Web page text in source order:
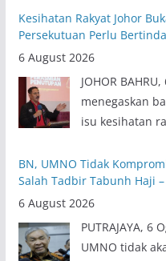
Kesihatan Rakyat Johor
Persekutuan Perlu
6 August 2026
JOHOR
menegaskan
isu kesihatan
BN, UMNO Tidak
Salah Tadbir Tabunh Haji
6 August 2026
PUTRAJAYA, 6
UMNO tidak